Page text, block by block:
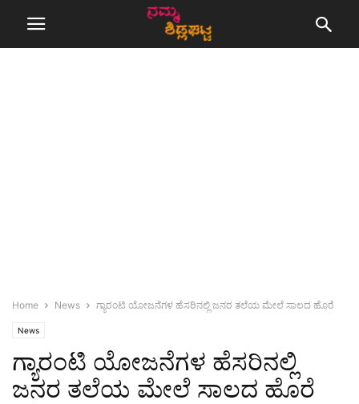
Home News ಗ್ಯಾರಂಟಿ ಯೋಜನೆಗಳ ಹೆಸರಿನಲ್ಲಿ ಜನರ ತಲೆಯ ಮೇಲೆ ಸಾಲದ ಹೊರೆ
News
ಗ್ಯಾರಂಟಿ ಯೋಜನೆಗಳ ಹೆಸರಿನಲ್ಲಿ
ಜನರ ತಲೆಯ ಮೇಲೆ ಸಾಲದ ಹೊರೆ